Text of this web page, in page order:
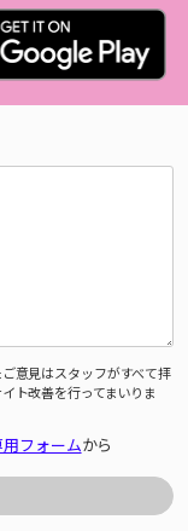
意見はスタッフがすべて拝
ト改善を行ってまいりま
フォームから